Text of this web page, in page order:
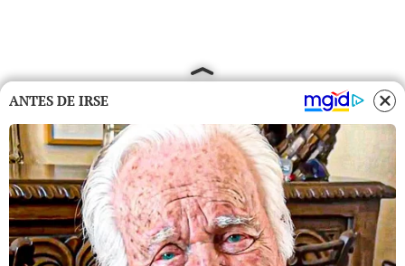
ANTES DE IRSE